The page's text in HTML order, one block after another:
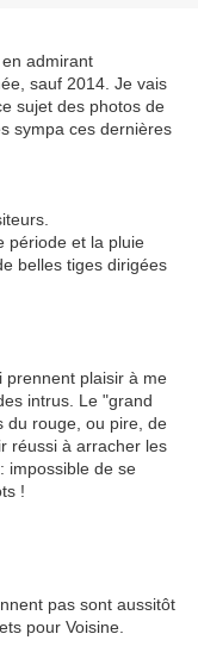
admirant
sauf 2014. Je vais
sujet des photos de
sympa ces dernières
période et la pluie
belles tiges dirigées
prennent plaisir à me
intrus. Le "grand
du rouge, ou pire, de
réussi à arracher les
impossible de se
!
pas sont aussitôt
pour Voisine.